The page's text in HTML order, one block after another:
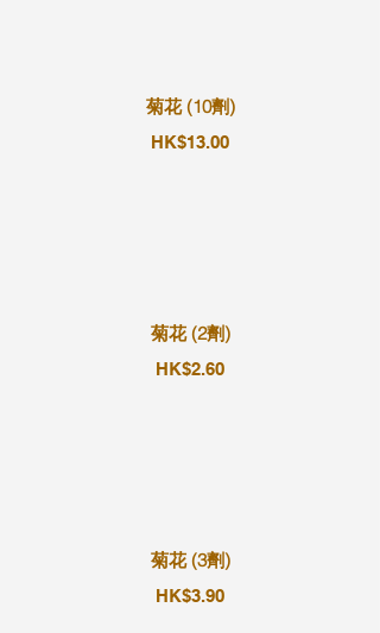
菊花 (10劑)
HK$13.00
菊花 (2劑)
HK$2.60
菊花 (3劑)
HK$3.90